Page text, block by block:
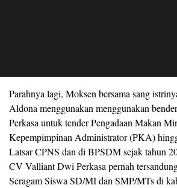
Parahnya lagi, Moksen bersama sang
Aldona menggunakan menggunakan
Perkasa untuk tender Pengadaan Makan
Kepempimpinan Administrator (PKA)
Latsar CPNS dan di BPSDM sejak tahun
CV Valliant Dwi Perkasa pernah
Seragam Siswa SD/MI dan SMP/MTs di